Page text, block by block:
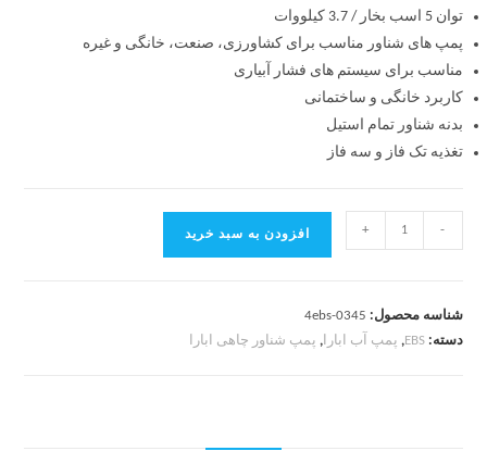
توان 5 اسب بخار / 3.7 کیلووات
پمپ های شناور مناسب برای کشاورزی، صنعت، خانگی و غیره
مناسب برای سیستم های فشار آبیاری
کاربرد خانگی و ساختمانی
بدنه شناور تمام استیل
تغذیهتک فاز و سه فاز
-
+ افزودن به سبد خرید
شناسه محصول: 4ebs-0345
دسته:EBS
, پمپ آب ابارا, پمپ شناور چاهی ابارا